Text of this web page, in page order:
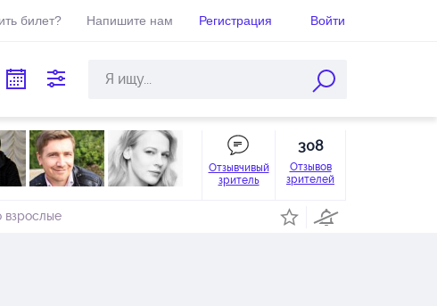
билет? Напишите нам Регистрация Войти
Отзывчивый
зритель
308
Отзывов
зрителей
взрослые